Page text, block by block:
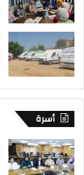
أسرة